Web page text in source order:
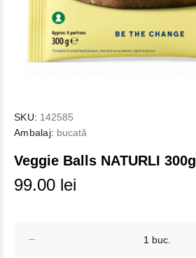
SKU: 142585
Ambalaj: bucată
Veggie Balls NATURLI 300g
99.00 lei